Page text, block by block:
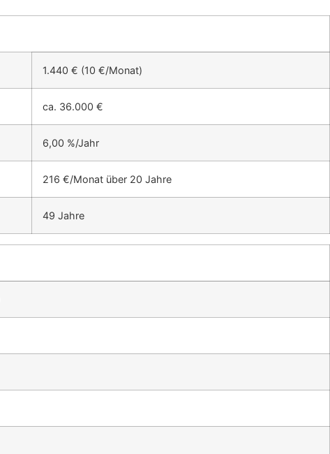
1.440 € (10 €/Monat)
ca. 36.000 €
6,00 %/Jahr
216 €/Monat über 20 Jahre
49 Jahre